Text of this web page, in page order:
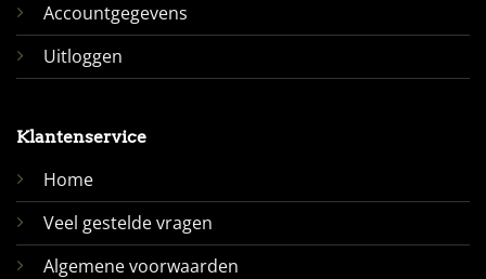
Accountgegevens
Uitloggen
Klantenservice
Home
Veel gestelde vragen
Algemene voorwaarden